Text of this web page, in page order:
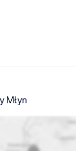
Młyn